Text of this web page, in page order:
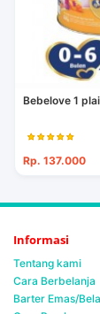
Bebelove 1
Rp. 137.000
Informasi
Tentang kami
Cara Berbelanja
Barter Emas/